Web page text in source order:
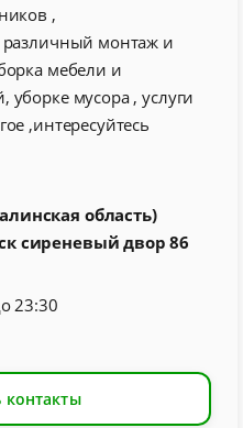
,
различный монтаж и
мебели и
уборке мусора , услуги
,интересуйтесь
область)
сиреневый двор 86
23:30
контакты